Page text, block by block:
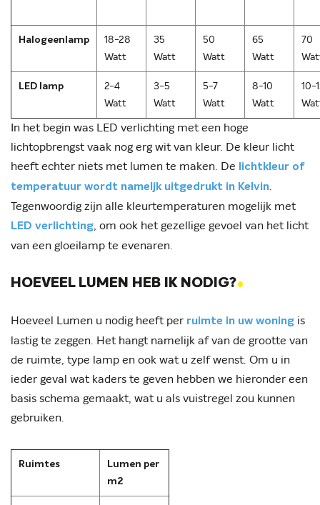
Halogeenlamp
18-28
Watt
35
Watt
50
Watt
65
Watt
70
LED lamp
2-4
Watt
3-5
Watt
5-7
Watt
8-10
Watt
10-
In het begin was LED verlichting met een hoge
lichtopbrengst vaak nog erg wit van kleur. De kleur licht
heeft echter niets met lumen te maken. De
lichtkleur of
temperatuur wordt nameljk uitgedrukt in Kelvin
Tegenwoordig zijn alle kleurtemperaturen mogelijk met
LED verlichting , om ook het gezellige gevoel van het licht
van een gloeilamp te evenaren.
HOEVEEL LUMEN HEB IK NODIG?.
Hoeveel Lumen u nodig heeft per ruimte in uw woning is
lastig te zeggen. Het hangt namelijk af van de grootte van
de ruimte, type lamp en ook wat u zelf wenst. Om u in
ieder geval wat kaders te geven hebben we hieronder een
basis schema gemaakt, wat u als vuistregel zou kunnen
gebruiken.
Ruimtes
Lumen per
m2